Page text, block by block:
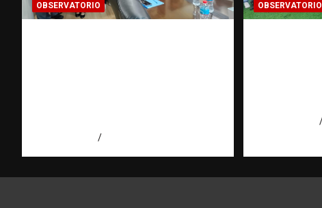
OBSERVATORIO OBSERVATORIO